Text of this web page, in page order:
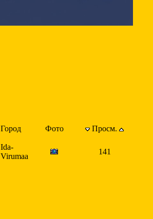
Город Фото Просм.
Ida-
Virumaa
141